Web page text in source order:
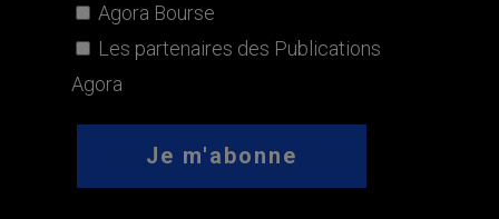
Agora Bourse
Les partenaires des Publications
Agora